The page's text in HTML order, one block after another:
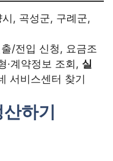
, 곡성군, 구례군,
/전입 신청, 요금조
·계약정보 조회, 실
서비스센터 찾기
하기